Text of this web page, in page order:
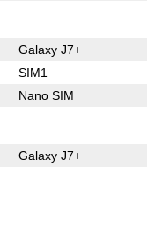
Galaxy J7+
SIM1
Nano SIM
Galaxy J7+